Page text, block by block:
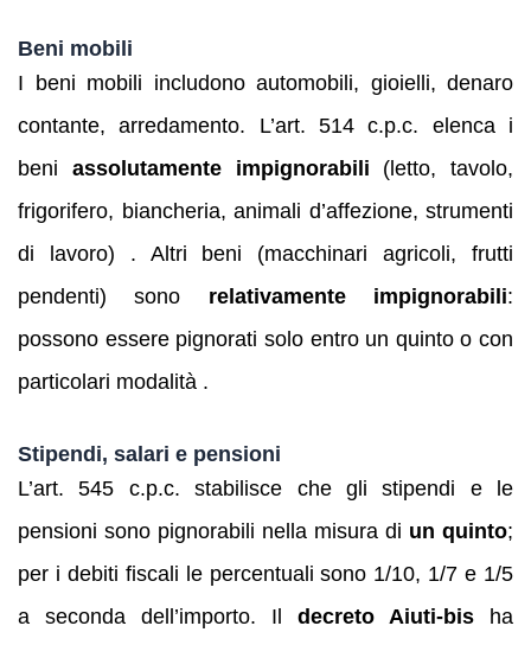
Beni mobili
I beni mobili includono automobili, gioielli, denaro
contante, arredamento. L’art. 514 c.p.c. elenca i
beni assolutamente impignorabili (letto, tavolo,
frigorifero, biancheria, animali d’affezione, strumenti
di lavoro) . Altri beni (macchinari agricoli, frutti
pendenti) sono relativamente impignorabili:
possono essere pignorati solo entro un quinto o con
particolari modalità .
Stipendi, salari e pensioni
L’art. 545 c.p.c. stabilisce che gli stipendi e le
pensioni sono pignorabili nella misura di un quinto;
per i debiti fiscali le percentuali sono 1/10, 1/7 e 1/5
a seconda dell’importo. Il decreto Aiuti‑bis ha